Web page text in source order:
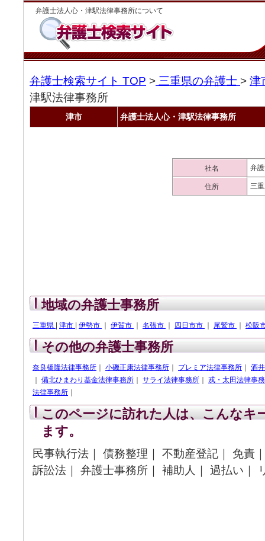
弁護士法人心・津駅法律事務所について
弁護士検索サイト TOP > 三重県の弁護士 > 津
津駅法律事務所
津市 弁護士法人心・津駅法律事務所
社名 弁
住所 三
地域の弁護士事務所
三重県 津市 伊勢市 伊賀市 名張市 四日市市 尾鷲市 松阪
その他の弁護士事務所
奈良橋隆法律事務所 小磯正康法律事務所 プレミア法律事務所
酒
備北ひまわり基金法律事務所 サライ法律事務所
戎・太田法律事
法律事務所
このページに訪れた人は、こんなキ
ます。
民事執行法｜ 債務整理｜ 不動産登記｜ 免責
訴訟法｜ 弁護士事務所｜ 補助人｜ 過払い｜